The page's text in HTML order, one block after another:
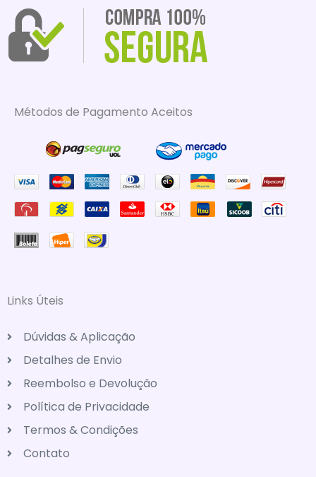
Métodos de Pagamento Aceitos
Links Úteis
Dúvidas & Aplicação
Detalhes de Envio
Reembolso e Devolução
Política de Privacidade
Termos & Condições
Contato